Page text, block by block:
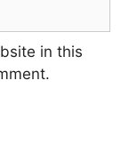
in this